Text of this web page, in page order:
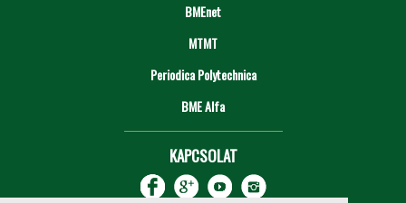
BMEnet
MTMT
Periodica Polytechnica
BME Alfa
KAPCSOLAT